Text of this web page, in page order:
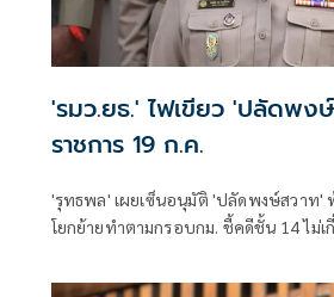
'รมว.ยธ.' ไฟเขียว 'ปลัดพง
ราชการ 19 ก.ค.
'รุทธพล' เผยเซ็นอนุมัติ 'ปลัดพงษ์สวาท'
โยกย้ายทำตามกรอบกม. ชี้คดีชั้น 14 ไม่